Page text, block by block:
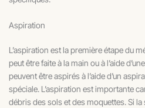
Aspiration
L’aspiration est la première étape du
peut être faite à la main ou à l’aide
peuvent être aspirés à l’aide d’un
spéciale. L’aspiration est importante
débris des sols et des moquettes. Si la